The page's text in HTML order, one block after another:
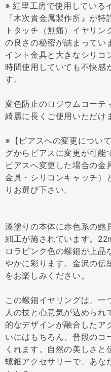
※ 紅里工房で使用している
『木次貴金属製作所』が
トタッチ（無痛）イヤリ
の良さの秘密が詰まってい
イント金具と大きなシリコ
時間使用していても不快感
す。
変色防止のロジウムコーテ
綺麗に長くご使用いただけ
※【ピアスへの変更につい
グからピアスに変更が可能
ピアスへ変更した場合の金
金具・シリコンキャッチ）
りお選び下さい。
漆塗りの本体に赤色系の鮑
細工が施されています。
ロラピンク色の螺鈿が上品
やかに彩ります。金沢の伝
をお楽しみください。
この螺鈿イヤリングは、一
人の技と心意気が込めら
的なデザインが融合したア
いにはもちろん、普段のコ
くれます。自然の美しさ
螺鈿アクセサリーで、あな